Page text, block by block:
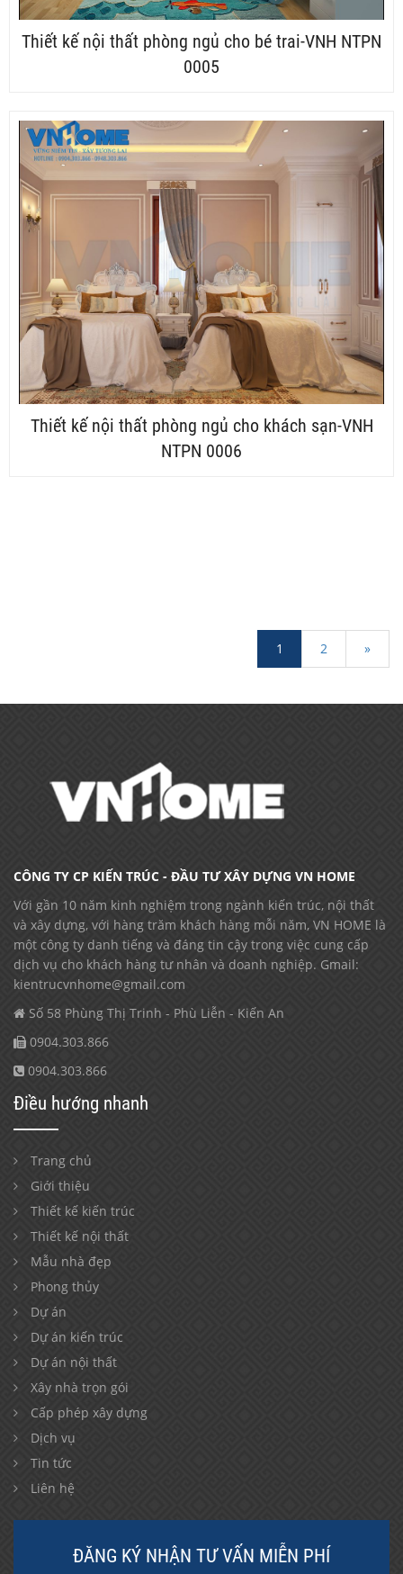
Thiết kế nội thất phòng ngủ cho bé trai-VNH NTPN
0005
Thiết kế nội thất phòng ngủ cho khách sạn-VNH
NTPN 0006
1 2 »
CÔNG TY CP KIẾN TRÚC - ĐẦU TƯ XÂY DỰNG VN HOME
Với gần 10 năm kinh nghiệm trong ngành kiến trúc, nội thất
và xây dựng, với hàng trăm khách hàng mỗi năm, VN HOME là
một công ty danh tiếng và đáng tin cậy trong việc cung cấp
dịch vụ cho khách hàng tư nhân và doanh nghiệp. Gmail:
kientrucvnhome@gmail.com
Số 58 Phùng Thị Trinh - Phù Liễn - Kiến An
0904.303.866
0904.303.866
Điều hướng nhanh
Trang chủ
Giới thiệu
Thiết kế kiến trúc
Thiết kế nội thất
Mẫu nhà đẹp
Phong thủy
Dự án
Dự án kiến trúc
Dự án nội thất
Xây nhà trọn gói
Cấp phép xây dựng
Dịch vụ
Tin tức
Liên hệ
ĐĂNG KÝ NHẬN TƯ VẤN MIỄN PHÍ